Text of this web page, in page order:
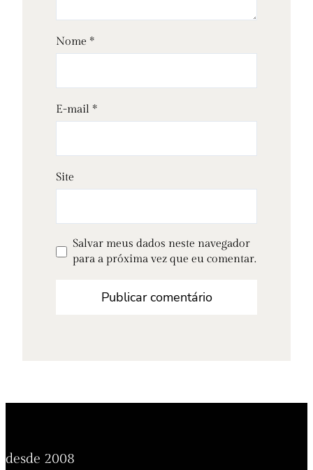
Nome *
E-mail *
Site
Salvar meus dados neste navegador
para a próxima vez que eu comentar.
desde 2008